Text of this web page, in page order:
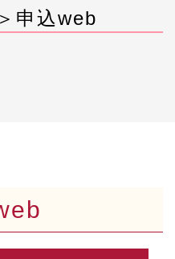
申込web